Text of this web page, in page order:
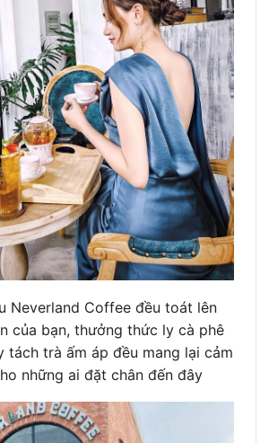
Neverland Coffee đều toát lên
của bạn, thưởng thức ly cà phê
tách trà ấm áp đều mang lại cảm
những ai đặt chân đến đây